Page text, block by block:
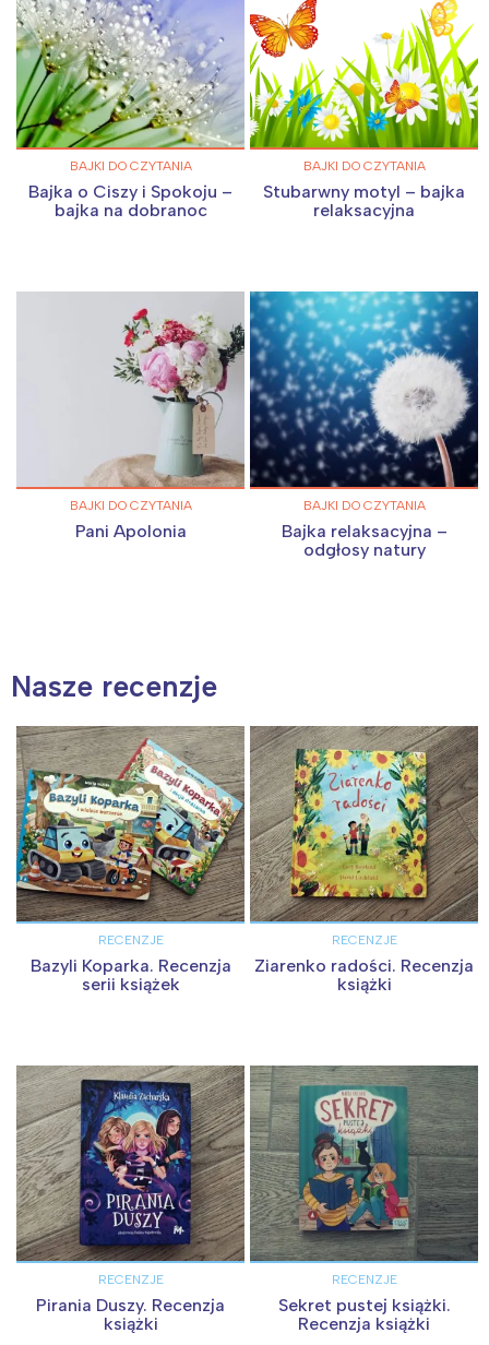
BAJKI DO CZYTANIA
Bajka o Ciszy i Spokoju –
bajka na dobranoc
BAJKI DO CZYTANIA
Stubarwny motyl – bajka
relaksacyjna
BAJKI DO CZYTANIA
Pani Apolonia
BAJKI DO CZYTANIA
Bajka relaksacyjna –
odgłosy natury
Nasze recenzje
RECENZJE
Bazyli Koparka. Recenzja
serii książek
RECENZJE
Ziarenko radości. Recenzja
książki
RECENZJE
Pirania Duszy. Recenzja
książki
RECENZJE
Sekret pustej książki.
Recenzja książki